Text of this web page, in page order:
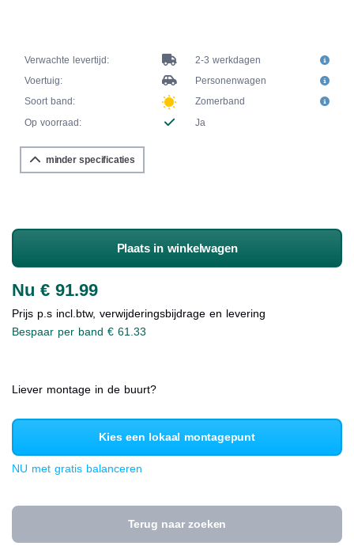
Verwachte levertijd:
2-3 werkdagen
Voertuig:
Personenwagen
Soort band:
Zomerband
Op voorraad:
Ja
minder specificaties
Plaats in winkelwagen
Nu € 91.99
Prijs p.s incl.btw, verwijderingsbijdrage en levering
Bespaar per band € 61.33
Liever montage in de buurt?
Kies een lokaal montagepunt
NU met gratis balanceren
Terug naar zoeken